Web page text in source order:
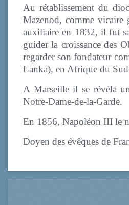
Au rétablissement du
Mazenod, comme vicaire
auxiliaire en 1832, il fut
guider la croissance des
regarder son fondateur
Lanka), en Afrique du
A Marseille il se révéla
Notre-Dame-de-la-Garde.
En 1856, Napoléon III le
Doyen des évêques de